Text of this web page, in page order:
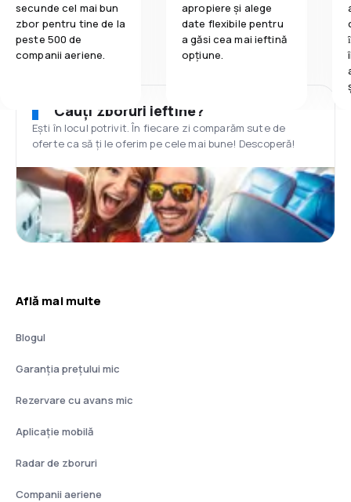
secunde cel mai bun
zbor pentru tine de la
peste 500 de
companii aeriene.
apropiere și alege
date flexibile pentru
a găsi cea mai ieftină
opțiune.
Cauți zboruri ieftine?
Ești în locul potrivit. În fiecare zi comparăm sute de
oferte ca să ți le oferim pe cele mai bune! Descoperă!
Află mai multe
Blogul
Garanția prețului mic
Rezervare cu avans mic
Aplicație mobilă
Radar de zboruri
Companii aeriene